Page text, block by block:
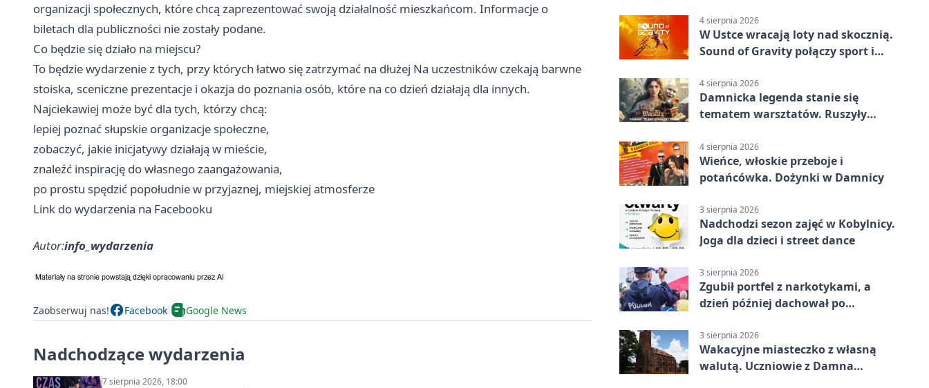
organizacji społecznych, które chcą zaprezentować swoją działalność mieszkańcom. Informacje o
biletach dla publiczności nie zostały podane.
Co będzie się działo na miejscu?
To będzie wydarzenie z tych, przy których łatwo się zatrzymać na dłużej Na uczestników czekają barwne
stoiska, sceniczne prezentacje i okazja do poznania osób, które na co dzień działają dla innych.
Najciekawiej może być dla tych, którzy chcą:
lepiej poznać słupskie organizacje społeczne,
zobaczyć, jakie inicjatywy działają w mieście,
znaleźć inspirację do własnego zaangażowania,
po prostu spędzić popołudnie w przyjaznej, miejskiej atmosferze
Link do wydarzenia na Facebooku
Autor:info_wydarzenia
Zaobserwuj nas! Facebook Google News
Nadchodzące wydarzenia
7 sierpnia 2026, 18:00
4 sierpnia 2026
W Ustce wracają loty nad skocznią.
Sound of Gravity połączy sport i
4 sierpnia 2026
Damnicka legenda stanie się
tematem warsztatów. Ruszyły
4 sierpnia 2026
Wieńce, włoskie przeboje i
potańcówka. Dożynki w Damnicy
3 sierpnia 2026
Nadchodzi sezon zajęć w Kobylnicy.
Joga dla dzieci i street dance
3 sierpnia 2026
Zgubił portfel z narkotykami, a
dzień później dachował po
3 sierpnia 2026
Wakacyjne miasteczko z własną
walutą. Uczniowie z Damna